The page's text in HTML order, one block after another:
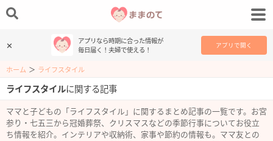
✕
アプリなら時期に合った情報が
毎日届く！夫婦で使える！
アプリで開く
ホーム ＞ ライフスタイル
ライフスタイルに関する記事
ママと子どもの「ライフスタイル」に関するまとめ記事の一覧です。お宮
参り・七五三から冠婚葬祭、クリスマスなどの季節行事についてお役立
ち情報を紹介。インテリアや収納術、家事や節約の情報も。ママ友との